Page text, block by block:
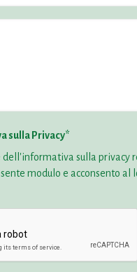
sulla Privacy*
dell'informativa sulla privacy
modulo e acconsento